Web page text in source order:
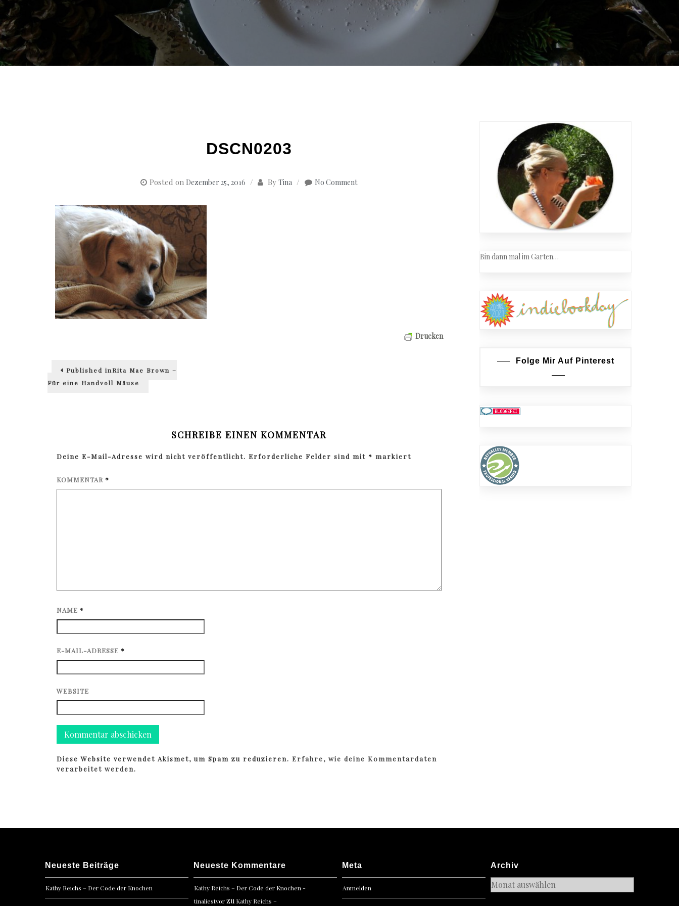
DSCN0203
Posted on Dezember 25, 2016 By Tina No Comment
Drucken
Beitragsnavigation
Published inRita Mae Brown –
Für eine Handvoll Mäuse
SCHREIBE EINEN KOMMENTAR
Deine E-Mail-Adresse wird nicht veröffentlicht. Erforderliche Felder sind mit * markiert
KOMMENTAR *
NAME *
E-MAIL-ADRESSE *
WEBSITE
Diese Website verwendet Akismet, um Spam zu reduzieren.Erfahre, wie deine Kommentardaten
verarbeitet werden.
Bin dann mal im Garten…
Folge Mir Auf Pinterest
Neueste Beiträge
Kathy Reichs – Der Code der Knochen
Neueste Kommentare
Kathy Reichs – Der Code der Knochen -
tinaliestvorzu Kathy Reichs –
Meta
Anmelden
Archiv
Archiv